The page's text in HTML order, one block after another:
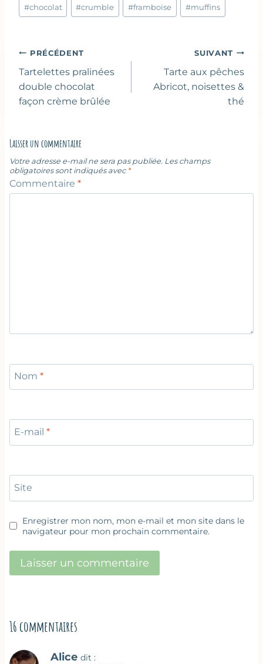
de
#chocolat #crumble #framboise #muffins
Navigation
de
l’article
PRÉCÉDENT
Tartelettes pralinées
double chocolat
façon crème brûlée
SUIVANT
Tarte aux pêches
Abricot, noisettes &
thé
Laisser un commentaire
Votre adresse e-mail ne sera pas publiée. Les champs
obligatoires sont indiqués avec *
Commentaire *
Nom *
E-mail *
Site
Enregistrer mon nom, mon e-mail et mon site dans le
navigateur pour mon prochain commentaire.
16 commentaires
Alice dit :